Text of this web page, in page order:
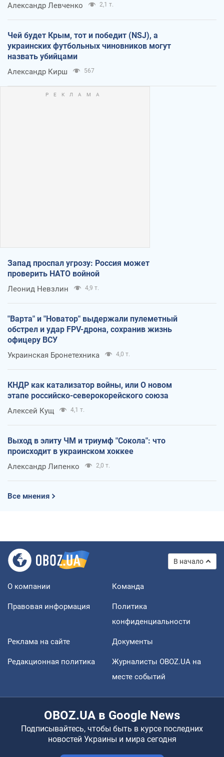
Александр Левченко 2,1 т.
Чей будет Крым, тот и победит (NSJ), а
украинских футбольных чиновников могут
назвать убийцами
Александр Кирш 567
Запад проспал угрозу: Россия может
проверить НАТО войной
Леонид Невзлин 4,9 т.
"Варта" и "Новатор" выдержали пулеметный
обстрел и удар FPV-дрона, сохранив жизнь
офицеру ВСУ
Украинская Бронетехника 4,0 т.
КНДР как катализатор войны, или О новом
этапе российско-северокорейского союза
Алексей Кущ 4,1 т.
Выход в элиту ЧМ и триумф "Сокола": что
происходит в украинском хоккее
Александр Липенко 2,0 т.
Все мнения
В начало
О компании Команда
Правовая информация
Политика
конфиденциальности
Реклама на сайте Документы
Редакционная политика
Журналисты OBOZ.UA на
месте событий
OBOZ.UA в Google News
Подписывайтесь, чтобы быть в курсе последних
новостей Украины и мира сегодня